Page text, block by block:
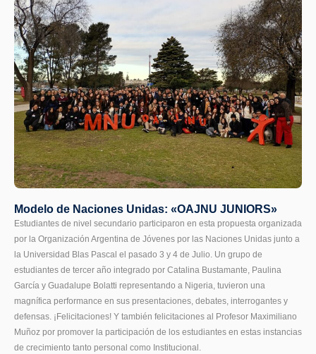
Modelo de Naciones Unidas: «OAJNU JUNIORS»
Estudiantes de nivel secundario participaron en esta propuesta organizada
por la Organización Argentina de Jóvenes por las Naciones Unidas junto a
la Universidad Blas Pascal el pasado 3 y 4 de Julio. Un grupo de
estudiantes de tercer año integrado por Catalina Bustamante, Paulina
García y Guadalupe Bolatti representando a Nigeria, tuvieron una
magnífica performance en sus presentaciones, debates, interrogantes y
defensas. ¡Felicitaciones! Y también felicitaciones al Profesor Maximiliano
Muñoz por promover la participación de los estudiantes en estas instancias
de crecimiento tanto personal como Institucional.